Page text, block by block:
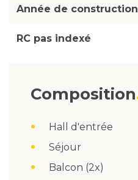
Année de construction
RC pas indexé
Composition
Hall d'entrée
Séjour
Balcon (2x)